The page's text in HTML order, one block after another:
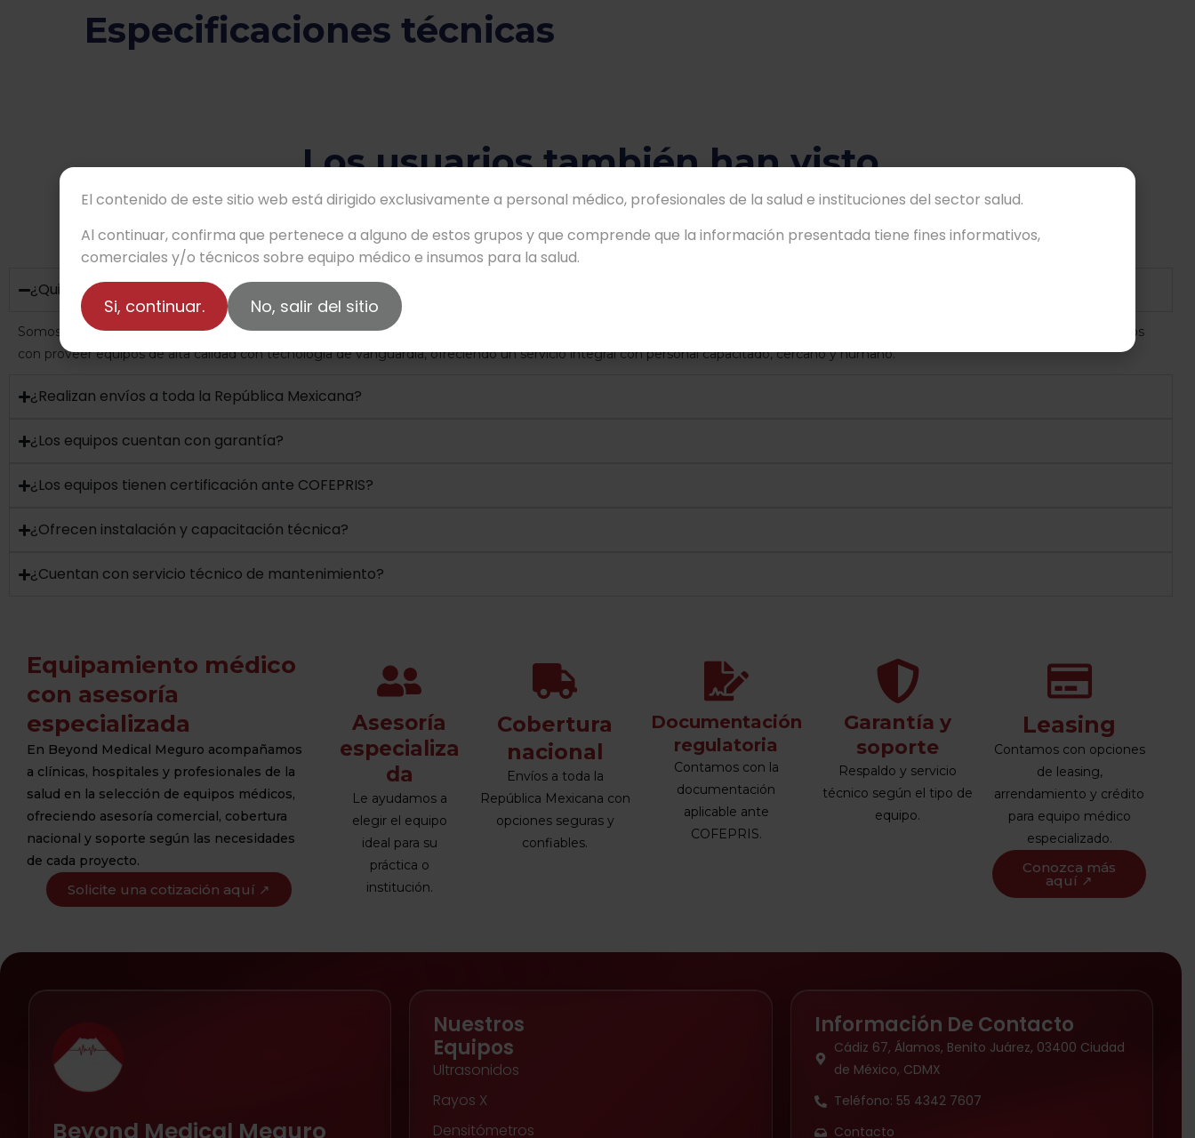
Especificaciones técnicas
Los usuarios también han visto
Preguntas frecuentes
¿Quiénes son ustedes?
Somos Beyond Medical Meguro –antes Medi Royal– una empresa con 45 años de experiencia en la importación y distribución de equipo médico en México. Estamos comprometidos
con proveer equipos de alta calidad con tecnología de vanguardia, ofreciendo un servicio integral con personal capacitado, cercano y humano.
¿Realizan envíos a toda la República Mexicana?
¿Los equipos cuentan con garantía?
¿Los equipos tienen certificación ante COFEPRIS?
¿Ofrecen instalación y capacitación técnica?
¿Cuentan con servicio técnico de mantenimiento?
Equipamiento médico
con asesoría
especializada
En Beyond Medical Meguro acompañamos
a clínicas, hospitales y profesionales de la
salud en la selección de equipos médicos,
ofreciendo asesoría comercial, cobertura
nacional y soporte según las necesidades
de cada proyecto.
Solicite una cotización aquí ↗
Asesoría
especializa
da
Le ayudamos a
elegir el equipo
ideal para su
práctica o
institución.
Cobertura
nacional
Envíos a toda la
República Mexicana con
opciones seguras y
confiables.
Documentación
regulatoria
Contamos con la
documentación
aplicable ante
COFEPRIS.
Garantía y
soporte
Respaldo y servicio
técnico según el tipo de
equipo.
Leasing
Contamos con opciones
de leasing,
arrendamiento y crédito
para equipo médico
especializado.
Conozca más
aquí ↗
Beyond Medical Meguro
Nuestros
Equipos
Ultrasonidos
Rayos X
Densitómetros
Información De Contacto
Cádiz 67, Álamos, Benito Juárez, 03400 Ciudad
de México, CDMX
Teléfono: 55 4342 7607
Contacto
El contenido de este sitio web está dirigido exclusivamente a personal médico, profesionales de la salud e instituciones del sector salud.
Al continuar, confirma que pertenece a alguno de estos grupos y que comprende que la información presentada tiene fines informativos,
comerciales y/o técnicos sobre equipo médico e insumos para la salud.
Si, continuar. No, salir del sitio